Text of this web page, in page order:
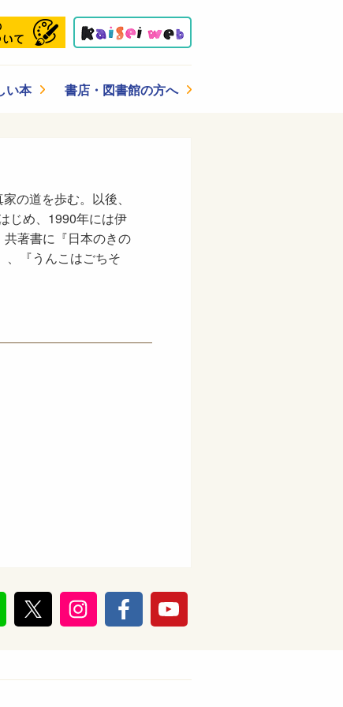
い本 書店・図書館の方へ
の道を歩む。以後、
じめ、1990年には伊
著書に『日本のきの
『うんこはごちそ